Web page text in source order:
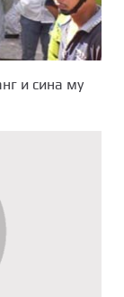
и сина му